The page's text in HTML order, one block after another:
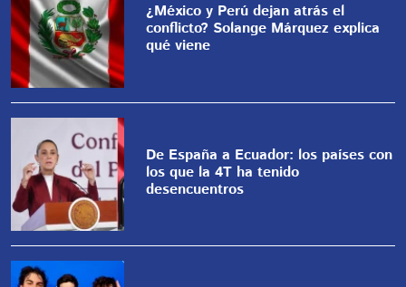
¿México y Perú dejan atrás el
conflicto? Solange Márquez explica
qué viene
De España a Ecuador: los países con
los que la 4T ha tenido
desencuentros